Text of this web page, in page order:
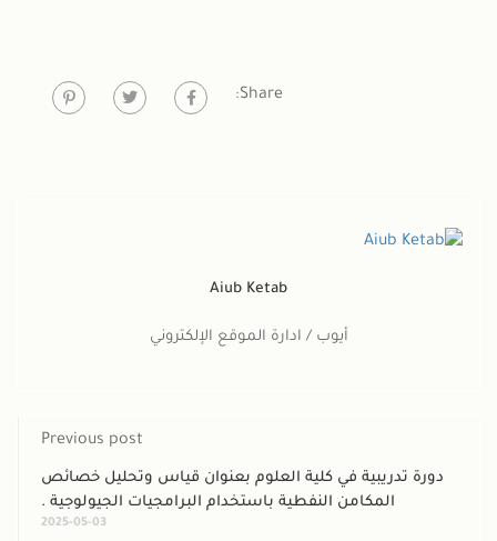
Share:
Aiub Ketab
أيوب / ادارة الموقع الإلكتروني
Previous post
دورة تدريبية في كلية العلوم بعنوان قياس وتحليل خصائص
المكامن النفطية باستخدام البرامجيات الجيولوجية .
2025-05-03